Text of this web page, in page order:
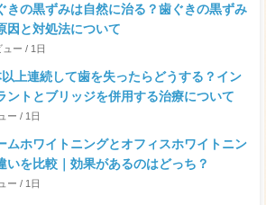
きの黒ずみは自然に治る？歯ぐきの黒ずみ
因と対処法について
ュー / 1日
上連続して歯を失ったらどうする？イン
ントとブリッジを併用する治療について
ー / 1日
ムホワイトニングとオフィスホワイトニン
いを比較｜効果があるのはどっち？
ー / 1日